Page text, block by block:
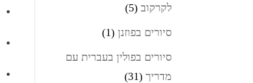
לקרקוב (5)
סיורים בפוזנן (1)
סיורים בפולין בעברית עם
מדריך (31)